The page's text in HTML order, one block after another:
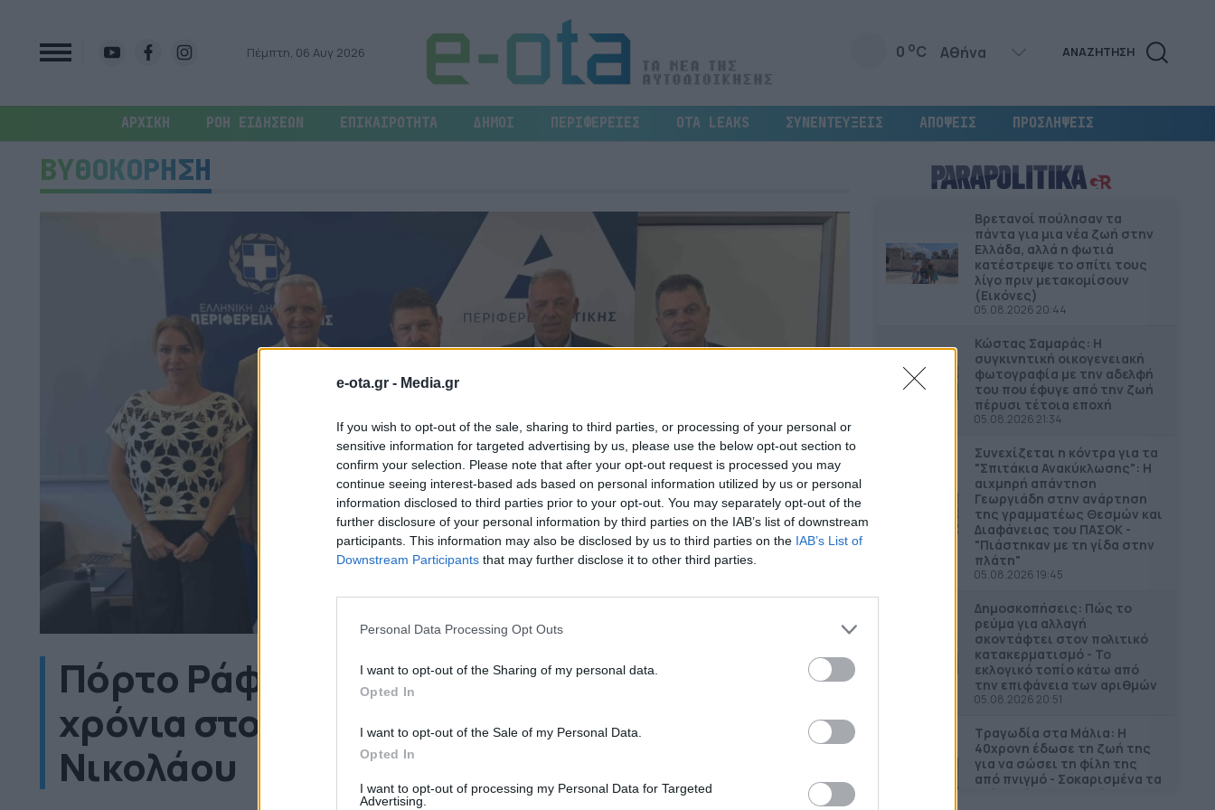
e-ota.gr - Media.gr
If you wish to opt-out of the sale, sharing to third parties, or processing of your personal or
sensitive information for targeted advertising by us, please use the below opt-out section to
confirm your selection. Please note that after your opt-out request is processed you may
continue seeing interest-based ads based on personal information utilized by us or personal
information disclosed to third parties prior to your opt-out. You may separately opt-out of the
further disclosure of your personal information by third parties on the IAB’s list of downstream
participants. This information may also be disclosed by us to third parties on the IAB’s List of
Downstream Participants that may further disclose it to other third parties.
Personal Data Processing Opt Outs
I want to opt-out of the Sharing of my personal data.
Opted In
I want to opt-out of the Sale of my Personal Data.
Opted In
I want to opt-out of processing my Personal Data for Targeted
Advertising.
Πέμπτη, 06 Αυγ 2026 0 oC ΑΝΑΖΗΤΗΣΗ
ΑΡΧΙΚΗ ΡΟΗ ΕΙΔΗΣΕΩΝ ΕΠΙΚΑΙΡΟΤΗΤΑ ΔΗΜΟΙ ΠΕΡΙΦΕΡΕΙΕΣ OTA LEAKS ΣΥΝΕΝΤΕΥΞΕΙΣ ΑΠΟΨΕΙΣ ΠΡΟΣΛΗΨΕΙΣ
ΒΥΘΟΚΟΡΗΣΗ
Πόρτο Ράφτη: Λύση μετά από 40
χρόνια στο λιμάνι του Αγίου
Νικολάου
Βρετανοί πούλησαν τα
πάντα για μια νέα ζωή στην
Ελλάδα, αλλά η φωτιά
κατέστρεψε το σπίτι τους
λίγο πριν μετακομίσουν
(Εικόνες)
05.08.2026 20:44
Κώστας Σαμαράς: Η
συγκινητική οικογενειακή
φωτογραφία με την αδελφή
του που έφυγε από την ζωή
πέρυσι τέτοια εποχή
05.08.2026 21:34
Συνεχίζεται η κόντρα για τα
"Σπιτάκια Ανακύκλωσης": Η
αιχμηρή απάντηση
Γεωργιάδη στην ανάρτηση
της γραμματέως Θεσμών και
Διαφάνειας του ΠΑΣΟΚ -
"Πιάστηκαν με τη γίδα στην
πλάτη"
05.08.2026 19:45
Δημοσκοπήσεις: Πώς το
ρεύμα για αλλαγή
σκοντάφτει στον πολιτικό
κατακερματισμό - Το
εκλογικό τοπίο κάτω από
την επιφάνεια των αριθμών
05.08.2026 20:51
Τραγωδία στα Μάλια: Η
40χρονη έδωσε τη ζωή της
για να σώσει τη φίλη της
από πνιγμό - Σοκαρισμένα τα
τρία ανήλικα παιδιά